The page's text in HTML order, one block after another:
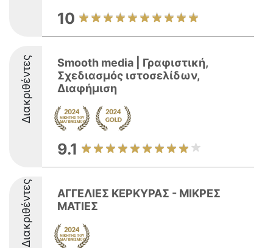
10
Διακριθέντες
Smooth media | Γραφιστική,
Σχεδιασμός ιστοσελίδων,
Διαφήμιση
9.1
Διακριθέντες
ΑΓΓΕΛΙΕΣ ΚΕΡΚΥΡΑΣ - ΜΙΚΡΕΣ
ΜΑΤΙΕΣ